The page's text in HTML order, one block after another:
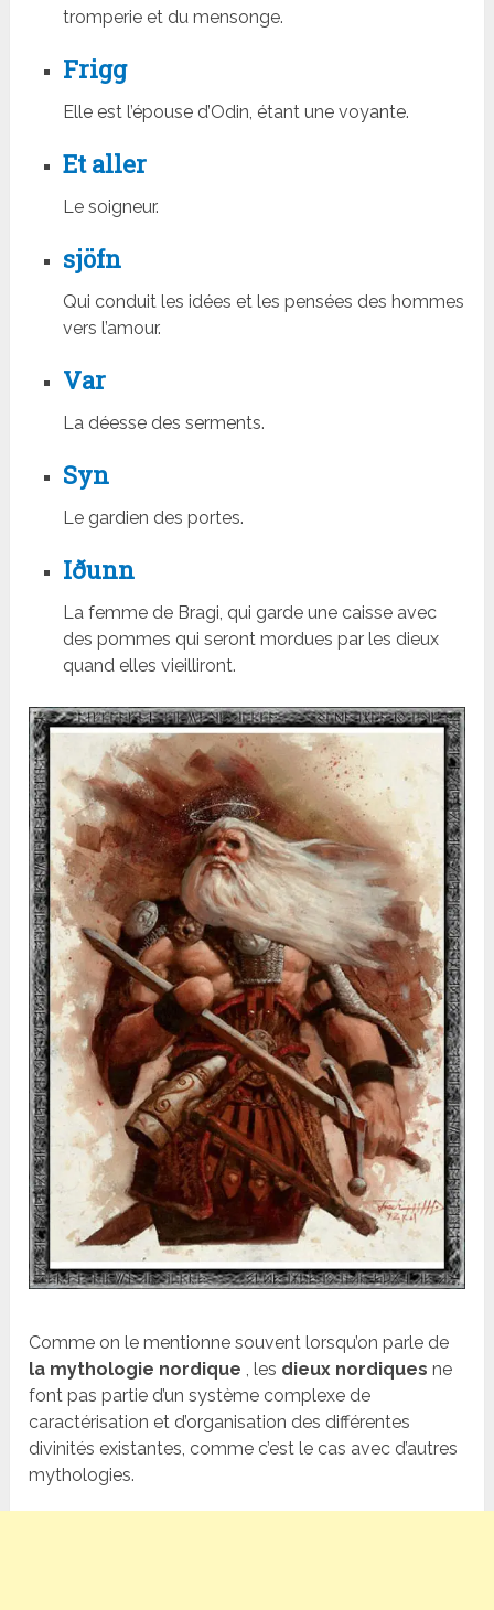
tromperie et du mensonge.
Frigg
Elle est l’épouse d’Odin, étant une voyante.
Et aller
Le soigneur.
sjöfn
Qui conduit les idées et les pensées des hommes
vers l’amour.
Var
La déesse des serments.
Syn
Le gardien des portes.
Iðunn
La femme de Bragi, qui garde une caisse avec
des pommes qui seront mordues par les dieux
quand elles vieilliront.
Comme on le mentionne souvent lorsqu’on parle de
la mythologie nordique , les dieux nordiques ne
font pas partie d’un système complexe de
caractérisation et d’organisation des différentes
divinités existantes, comme c’est le cas avec d’autres
mythologies.